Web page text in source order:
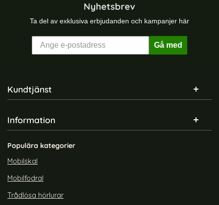
Nyhetsbrev
Ta del av exklusiva erbjudanden och kampanjer här
Gå med
Sidfot Blandad info och länkar
Kundtjänst
Information
Populära kategorier
Mobilskal
Mobilfodral
Trådlösa hörlurar